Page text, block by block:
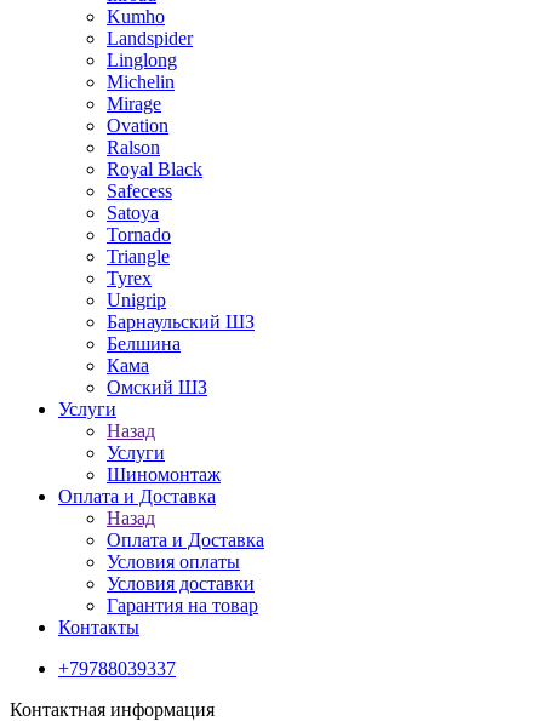
Kumho
Landspider
Linglong
Michelin
Mirage
Ovation
Ralson
Royal Black
Safecess
Satoya
Tornado
Triangle
Tyrex
Unigrip
Барнаульский ШЗ
Белшина
Кама
Омский ШЗ
Услуги
Назад
Услуги
Шиномонтаж
Оплата и Доставка
Назад
Оплата и Доставка
Условия оплаты
Условия доставки
Гарантия на товар
Контакты
+79788039337
Контактная информация